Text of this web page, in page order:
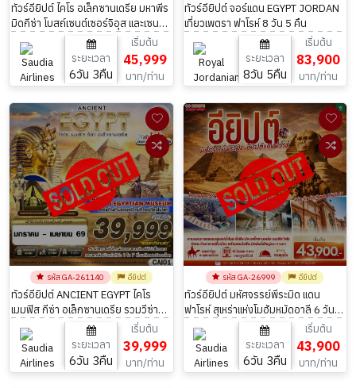
ทัวร์อียิปต์ ไคโร อเล็กซานเดรีย มหาพีร
มิดกีซ่า โบสถ์เซนต์เซอร์จิอุส และเซนต์
บาคคัส 6วัน 3คืน
ระยะเวลา
6วัน 3คืน
เริ่มต้น
45,999
บาท/ท่าน
ทัวร์อียิปต์ จอร์แดน EGYPT JORDAN
เที่ยวเพตรา ฟาโรห์ 8 วัน 5 คืน
ระยะเวลา
8วัน 5คืน
เริ่มต้น
83,900
บาท/ท่าน
รหัส GA-261140 อียิปต์
ทัวร์อียิปต์ ANCIENT EGYPT ไคโร
เมมฟิส กีซ่า อเล็กซานเดรีย รวมวีซ่า
แล้ว 6วัน 3คืน
ระยะเวลา
6วัน 3คืน
เริ่มต้น
39,999
บาท/ท่าน
รหัส GA-26999 อียิปต์
ทัวร์อียิปต์ มหัศจรรย์พีระมิด แดน
ฟาโรห์ สุเหร่าแห่งโมฮัมหมัดอาลี 6 วัน 3
คืน
ระยะเวลา
6วัน 3คืน
เริ่มต้น
43,900
บาท/ท่าน